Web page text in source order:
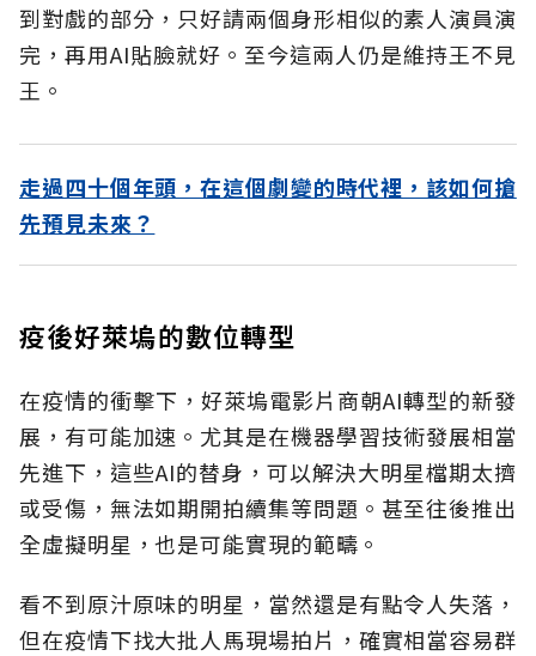
到對戲的部分，只好請兩個身形相似的素人演員演
完，再用AI貼臉就好。至今這兩人仍是維持王不見
王。
走過四十個年頭，在這個劇變的時代裡，該如何搶
先預見未來？
疫後好萊塢的數位轉型
在疫情的衝擊下，好萊塢電影片商朝AI轉型的新發
展，有可能加速。尤其是在機器學習技術發展相當
先進下，這些AI的替身，可以解決大明星檔期太擠
或受傷，無法如期開拍續集等問題。甚至往後推出
全虛擬明星，也是可能實現的範疇。
看不到原汁原味的明星，當然還是有點令人失落，
但在疫情下找大批人馬現場拍片，確實相當容易群